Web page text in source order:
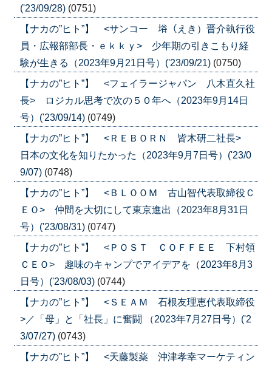
('23/09/28) (0751)
【ナカの”ヒト”】 <サンコー 﨏（えき）晋介執行役
員・広報部部長・ｅｋｋｙ> 少年期の引きこもり経
験が生きる（2023年9月21日号）('23/09/21) (0750)
【ナカの”ヒト”】 <フェイラージャパン 八木直久社
長> ロジカル思考で次の５０年へ（2023年9月14日
号）('23/09/14) (0749)
【ナカの”ヒト”】 <ＲＥＢＯＲＮ 皆木研二社長>
日本の文化を知りたかった（2023年9月7日号）('23/0
9/07) (0748)
【ナカの”ヒト”】 <ＢＬＯＯＭ 古山智代表取締役Ｃ
ＥＯ> 仲間を大切にして東京進出（2023年8月31日
号）('23/08/31) (0747)
【ナカの”ヒト”】 <ＰＯＳＴ ＣＯＦＦＥＥ 下村領
ＣＥＯ> 趣味のキャンプでアイデアを（2023年8月3
日号）('23/08/03) (0744)
【ナカの”ヒト”】 <ＳＥＡＭ 石根友理恵代表取締役
>／「母」と「社長」に奮闘 （2023年7月27日号）('2
3/07/27) (0743)
【ナカの”ヒト”】 <天藤製薬 沖津孝幸マーケティン